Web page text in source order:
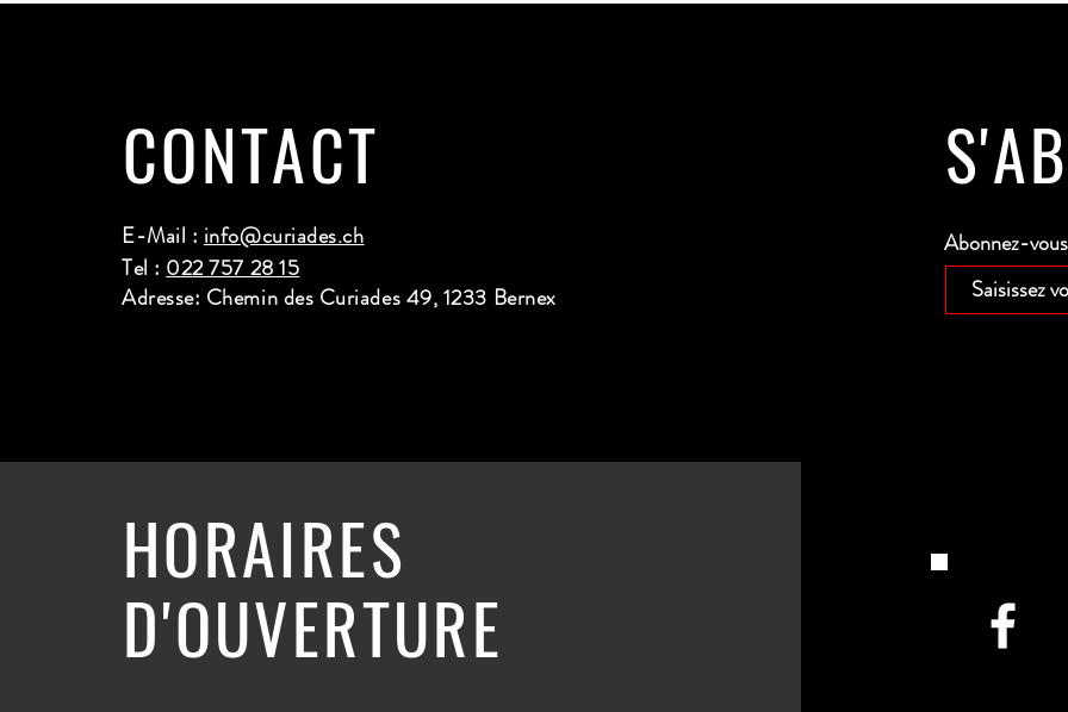
CONTACT
E-Mail : info@curiades.ch
Tel : 022 757 28 15
Adresse: Chemin des Curiades 49, 1233 Bernex
Abonnez-
HORAIRES
D'OUVERTURE